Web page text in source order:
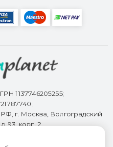
1137746205255;
г. Москва, Волгоградский
93, корп. 2